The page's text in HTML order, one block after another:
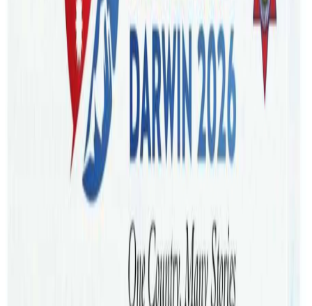
भिडियो सेयरिङ एप टिकटक अष्ट्रेलियामा प्रतिबन्ध लगाउनुपर्ने चर्चा
चल्न सुरु भएको । राष्ट्रिय सुरक्षाको कारण देखाउदै सरकारमाथी
टिकटक प्रतिबन्ध लगाउनुपर्ने दबाव सृजना भएको एक स्थानिय
पत्रिका द हेराल्ड सनले उल्लेख गरेको छ ।
पत्रिकाका अनुसार केही संघिय सांसदहरुले टिकटकले प्रयोगकर्ताको
विवरण संकलन गरेर राष्ट्रिय सुरक्षामा जोखिम निम्त्याउनुभन्दा अघि नै
सरकारले त्यसलाई बन्द गरिदिनुपर्ने माग गरिरहेका छन् । तर, ती
सांसदका बारेमा पत्रिका मौन छ । यस अघ गत हप्ता भारतले सुरक्षाको